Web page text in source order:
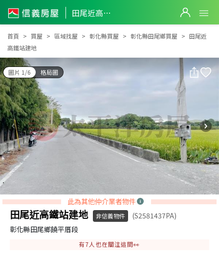
田尾近高鐵站建地
田尾近高鐵站建地
首頁 買屋 區域找屋 彰化縣買屋 彰化縣田尾鄉買屋
田尾近
高鐵站建地
圖片 1/6 格局圖
此為其他仲介業者物件
田尾近高鐵站建地 非信義物件
(S2581437PA)
彰化縣田尾鄉饒平厝段
有7人也在關注這間👀